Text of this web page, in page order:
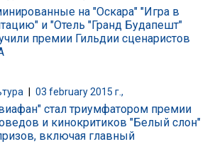
на "Оскара" "Игра в
и "Отель "Гранд Будапешт"
премии Гильдии сценаристов
03 february 2015 г.,
стал триумфатором премии
и кинокритиков "Белый слон"
включая главный